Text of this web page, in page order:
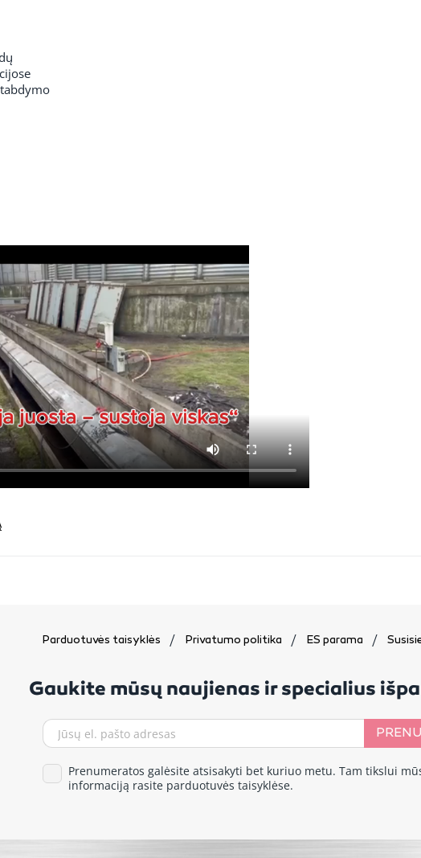
Parduotuvės taisyklės Privatumo politika ES parama
Gaukite mūsų naujienas ir specialius
Prenumeratos galėsite atsisakyti bet kuriuo metu. Tam tikslui
informaciją rasite parduotuvės taisyklėse.